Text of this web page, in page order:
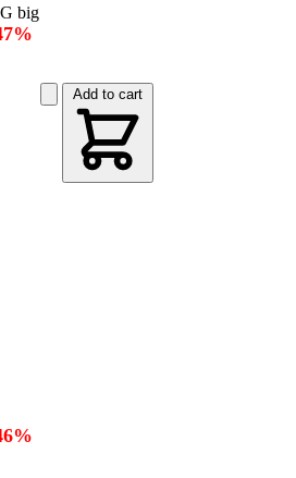
big
Add to cart